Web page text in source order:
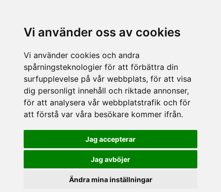
Vi använder oss av cookies
Vi använder cookies och andra
spårningsteknologier för att förbättra din
surfupplevelse på vår webbplats, för att visa
dig personligt innehåll och riktade annonser,
för att analysera vår webbplatstrafik och för
att förstå var våra besökare kommer ifrån.
Jag accepterar
Jag avböjer
Ändra mina inställningar